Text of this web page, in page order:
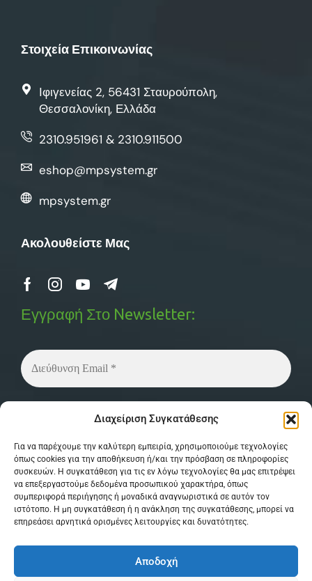
Διαχείριση Συγκατάθεσης
Για να παρέχουμε την καλύτερη εμπειρία, χρησιμοποιούμε τεχνολογίες
όπως cookies για την αποθήκευση ή/και την πρόσβαση σε πληροφορίες
συσκευών. Η συγκατάθεση για τις εν λόγω τεχνολογίες θα μας επιτρέψει
να επεξεργαστούμε δεδομένα προσωπικού χαρακτήρα, όπως
συμπεριφορά περιήγησης ή μοναδικά αναγνωριστικά σε αυτόν τον
ιστότοπο. Η μη συγκατάθεση ή η ανάκληση της συγκατάθεσης, μπορεί να
επηρεάσει αρνητικά ορισμένες λειτουργίες και δυνατότητες.
Αποδοχή
Στοιχεία Επικοινωνίας
Ιφιγενείας 2, 56431 Σταυρούπολη,
Θεσσαλονίκη, Ελλάδα
2310.951961 & 2310.911500
eshop@mpsystem.gr
mpsystem.gr
Ακολουθείστε Μας
Εγγραφή Στο Newsletter:
μας για περισσότερες λεπτομέρειες.
© Copyright 2026 MPSystem . All Rights
Reserved . Powered by